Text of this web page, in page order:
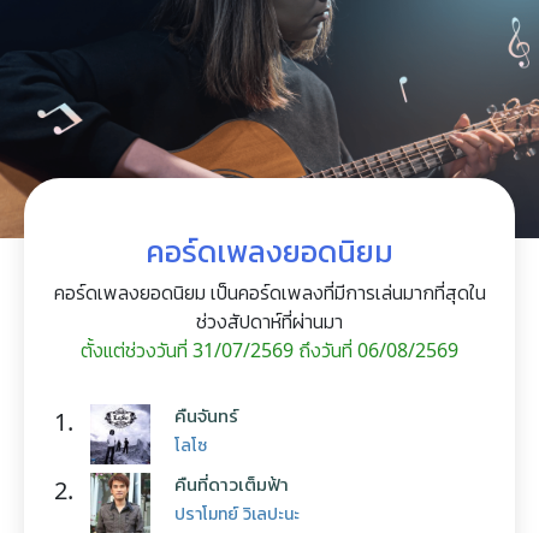
คอร์ดเพลงยอดนิยม
คอร์ดเพลงยอดนิยม เป็นคอร์ดเพลงที่มีการเล่นมากที่สุดใน
ช่วงสัปดาห์ที่ผ่านมา
ตั้งแต่ช่วงวันที่ 31/07/2569 ถึงวันที่ 06/08/2569
1. คืนจันทร์
โลโซ
2. คืนที่ดาวเต็มฟ้า
ปราโมทย์ วิเลปะนะ